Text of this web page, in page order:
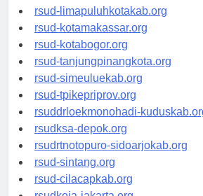
rsud-pasuruankota.org
rsud-limapuluhkotakab.org
rsud-kotamakassar.org
rsud-kotabogor.org
rsud-tanjungpinangkota.org
rsud-simeuluekab.org
rsud-tpikepriprov.org
rsuddrloekmonohadi-kuduskab.org
rsudksa-depok.org
rsudrtnotopuro-sidoarjokab.org
rsud-sintang.org
rsud-cilacapkab.org